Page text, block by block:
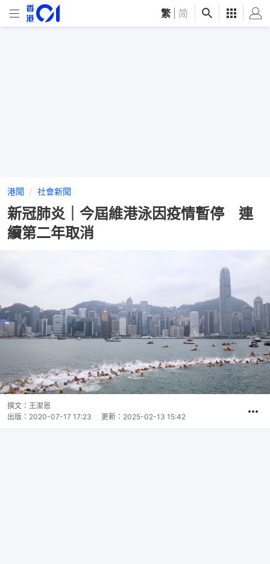
繁 简
港聞 社會新聞
新冠肺炎｜今屆維港泳因疫情暫停 連
續第二年取消
撰文： 王潔恩
出版： 2020-07-17 17:23 更新： 2025-02-13 15:42